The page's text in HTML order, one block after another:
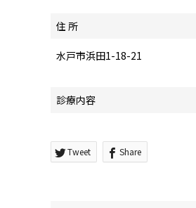
住 所
水戸市浜田1-18-21
診療内容
Tweet Share